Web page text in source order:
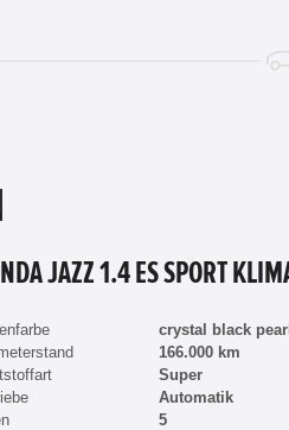
crystal black pearl
166.000 km
Super
Automatik
5